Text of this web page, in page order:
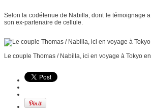
Selon la codétenue de Nabilla, dont le témoignage
son ex-partenaire de cellule.
Le couple Thomas / Nabilla, ici en voyage à Tokyo